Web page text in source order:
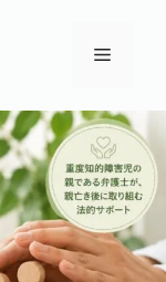
メ
ニ
ュ
ー